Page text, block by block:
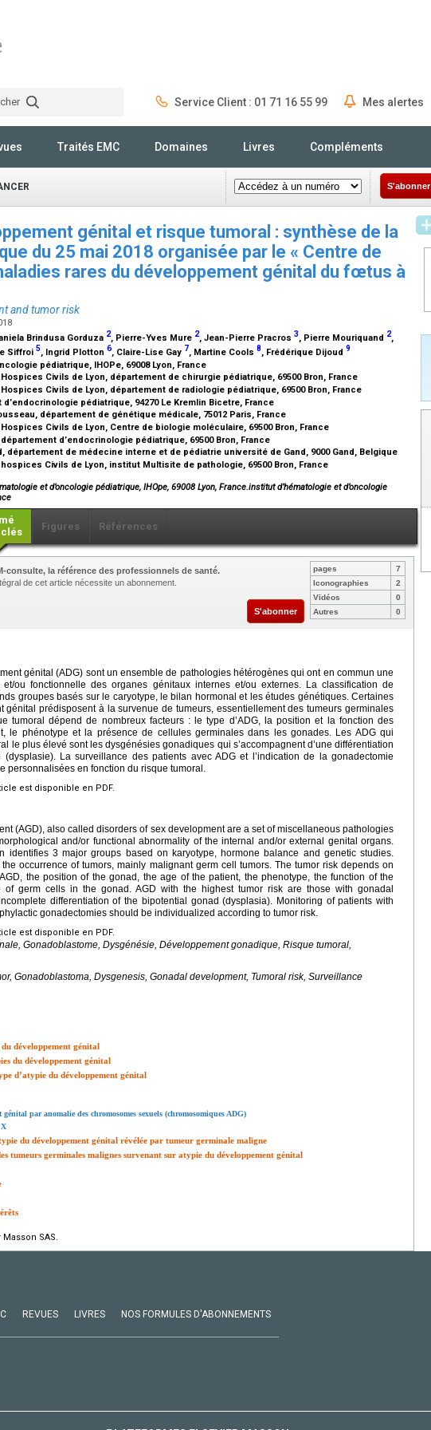
Service Client : 01 71 16 55 99 Mes alertes
Traités EMC Domaines Livres Compléments
S'abonner
génital et risque tumoral : synthèse de la
du 25 mai 2018 organisée par le « Centre de
rares du développement génital du fœtus à
and tumor risk
Brindusa Gorduza 2, Pierre-Yves Mure 2, Jean-Pierre Pracros 3, Pierre Mouriquand 2,
Siffroi 5, Ingrid Plotton 6, Claire-Lise Gay 7, Martine Cools 8, Frédérique Dijoud 9
pédiatrique, IHOPe, 69008 Lyon, France
Civils de Lyon, département de chirurgie pédiatrique, 69500 Bron, France
Civils de Lyon, département de radiologie pédiatrique, 69500 Bron, France
pédiatrique, 94270 Le Kremlin Bicetre, France
département de génétique médicale, 75012 Paris, France
Civils de Lyon, Centre de biologie moléculaire, 69500 Bron, France
d’endocrinologie pédiatrique, 69500 Bron, France
département de médecine interne et de pédiatrie université de Gand, 9000 Gand, Belgique
Civils de Lyon, institut Multisite de pathologie, 69500 Bron, France
et d’oncologie pédiatrique, IHOpe, 69008 Lyon, France.institut d’hématologie et d’oncologie
clés
Figures Références
consulte, la référence des professionnels de santé.
de cet article nécessite un abonnement.
S'abonner
pages
7
Iconographies
2
Vidéos
0
Autres
0
génital (ADG) sont un ensemble de pathologies hétérogènes qui ont en commun une
ou fonctionnelle des organes génitaux internes et/ou externes. La classification de
groupes basés sur le caryotype, le bilan hormonal et les études génétiques. Certaines
génital prédisposent à la survenue de tumeurs, essentiellement des tumeurs germinales
tumoral dépend de nombreux facteurs : le type d’ADG, la position et la fonction des
le phénotype et la présence de cellules germinales dans les gonades. Les ADG qui
le plus élevé sont les dysgénésies gonadiques qui s’accompagnent d’une différentiation
La surveillance des patients avec ADG et l’indication de la gonadectomie
personnalisées en fonction du risque tumoral.
est disponible en PDF.
(AGD), also called disorders of sex development are a set of miscellaneous pathologies
and/or functional abnormality of the internal and/or external genital organs.
identifies 3 major groups based on karyotype, hormone balance and genetic studies.
occurrence of tumors, mainly malignant germ cell tumors. The tumor risk depends on
the position of the gonad, the age of the patient, the phenotype, the function of the
of germ cells in the gonad. AGD with the highest tumor risk are those with gonadal
differentiation of the bipotential gonad (dysplasia). Monitoring of patients with
gonadectomies should be individualized according to tumor risk.
est disponible en PDF.
Gonadoblastome, Dysgénésie, Développement gonadique, Risque tumoral,
Gonadoblastoma, Dysgenesis, Gonadal development, Tumoral risk, Surveillance
développement génital
du développement génital
d’atypie du développement génital
par anomalie des chromosomes sexuels (chromosomiques ADG)
X
du développement génital révélée par tumeur germinale maligne
tumeurs germinales malignes survenant sur atypie du développement génital
SAS.
REVUES LIVRES NOS FORMULES D'ABONNEMENTS